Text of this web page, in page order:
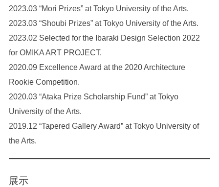
2023.03 “Mori Prizes” at Tokyo University of the Arts.
2023.03 “Shoubi Prizes” at Tokyo University of the Arts.
2023.02 Selected for the Ibaraki Design Selection 2022
for OMIKA ART PROJECT.
2020.09 Excellence Award at the 2020 Architecture
Rookie Competition.
2020.03 “Ataka Prize Scholarship Fund” at Tokyo
University of the Arts​.
2019.12 “Tapered Gallery Award” at Tokyo University of
the Arts.
展示